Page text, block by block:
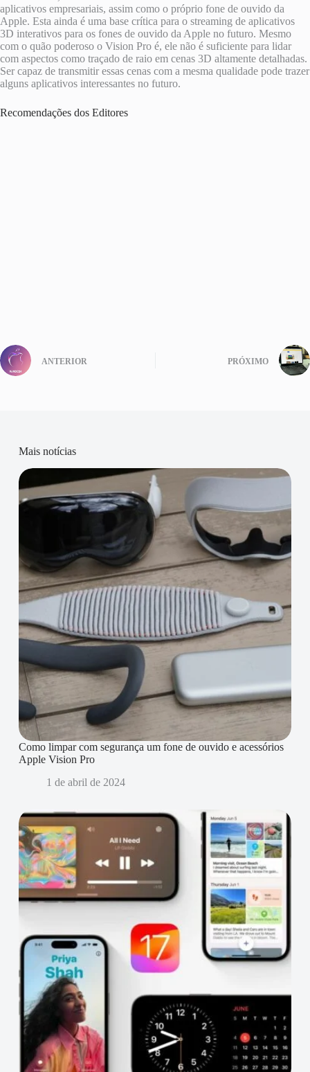
aplicativos empresariais, assim como o próprio fone de ouvido da
Apple. Esta ainda é uma base crítica para o streaming de aplicativos
3D interativos para os fones de ouvido da Apple no futuro. Mesmo
com o quão poderoso o Vision Pro é, ele não é suficiente para lidar
com aspectos como traçado de raio em cenas 3D altamente detalhadas.
Ser capaz de transmitir essas cenas com a mesma qualidade pode trazer
alguns aplicativos interessantes no futuro.
Recomendações dos Editores
ANTERIOR PRÓXIMO
Mais notícias
Como limpar com segurança um fone de ouvido e acessórios
Apple Vision Pro
1 de abril de 2024